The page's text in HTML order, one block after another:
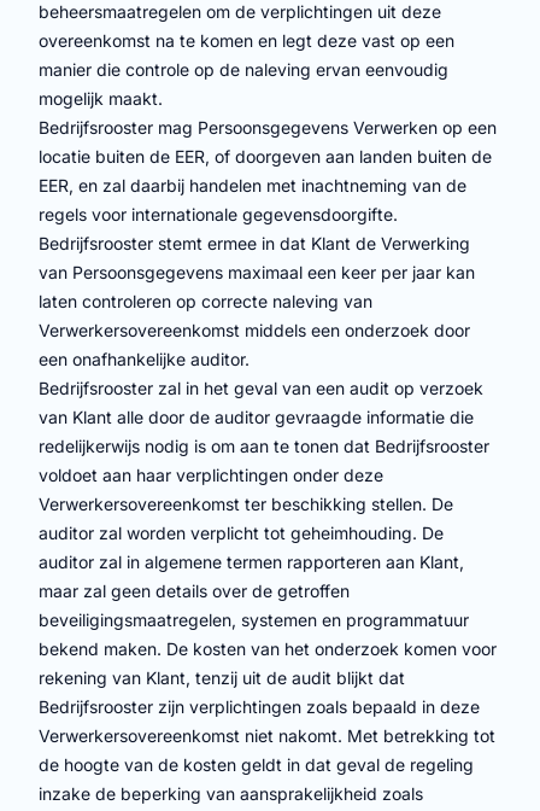
beheersmaatregelen om de verplichtingen uit deze
overeenkomst na te komen en legt deze vast op een
manier die controle op de naleving ervan eenvoudig
mogelijk maakt.
Bedrijfsrooster mag Persoonsgegevens Verwerken op een
locatie buiten de EER, of doorgeven aan landen buiten de
EER, en zal daarbij handelen met inachtneming van de
regels voor internationale gegevensdoorgifte.
Bedrijfsrooster stemt ermee in dat Klant de Verwerking
van Persoonsgegevens maximaal een keer per jaar kan
laten controleren op correcte naleving van
Verwerkersovereenkomst middels een onderzoek door
een onafhankelijke auditor.
Bedrijfsrooster zal in het geval van een audit op verzoek
van Klant alle door de auditor gevraagde informatie die
redelijkerwijs nodig is om aan te tonen dat Bedrijfsrooster
voldoet aan haar verplichtingen onder deze
Verwerkersovereenkomst ter beschikking stellen. De
auditor zal worden verplicht tot geheimhouding. De
auditor zal in algemene termen rapporteren aan Klant,
maar zal geen details over de getroffen
beveiligingsmaatregelen, systemen en programmatuur
bekend maken. De kosten van het onderzoek komen voor
rekening van Klant, tenzij uit de audit blijkt dat
Bedrijfsrooster zijn verplichtingen zoals bepaald in deze
Verwerkersovereenkomst niet nakomt. Met betrekking tot
de hoogte van de kosten geldt in dat geval de regeling
inzake de beperking van aansprakelijkheid zoals